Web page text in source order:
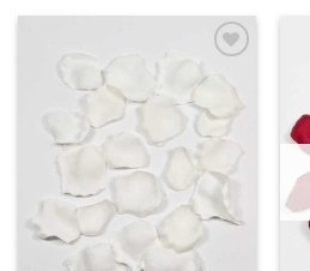
Toevoegen
aan
wenslijst